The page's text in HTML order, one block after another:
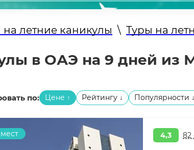
на летние каникулы \ Туры на
в ОАЭ на 9 дней из
по: Цене ↑ Рейтингу ↓ Популярности ↓
4,3 82